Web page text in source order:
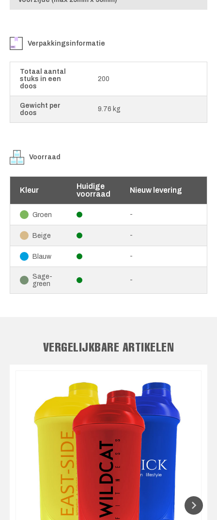
Verpakkingsinformatie
Totaal aantal
stuks in een
doos
200
Gewicht per
doos
9.76 kg
Voorraad
Kleur
Huidige
voorraad
Nieuw levering
Groen -
Beige -
Blauw -
Sage-
green
-
VERGELIJKBARE ARTIKELEN